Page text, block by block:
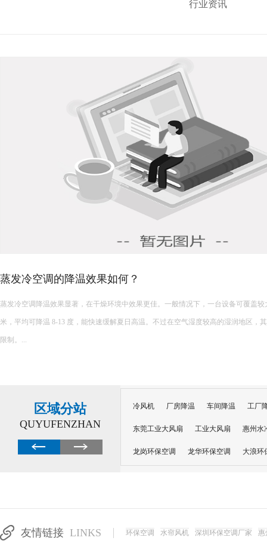
行业资讯
蒸发冷空调的降温效果如何？
蒸发冷空调降温效果显著，在干燥环境中效果更佳。一般情况下，一台设备可覆盖较
米，平均可降温 8-13 度，能快速缓解夏日高温。不过在空气湿度较高的湿润地区，
限制。...
区域分站
QUYUFENZHAN
冷风机 厂房降温 车间降温 工厂
东莞工业大风扇 工业大风扇 惠州水
龙岗环保空调 龙华环保空调 大浪环
友情链接 LINKS 环保空调 水帘风机 深圳环保空调厂家 惠